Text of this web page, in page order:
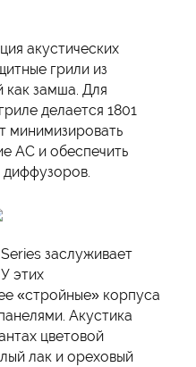
акустических
грили из
как замша. Для
делается 1801
минимизировать
АС и обеспечить
заслуживает
этих
«стройные» корпуса
Акустика
цветовой
лак и ореховый